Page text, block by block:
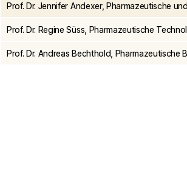
seconds
of
38
Volume
Prof. Dr. Jennifer Andexer, Pharmazeutische
Prof. Dr. Regine Süss, Pharmazeutische
Prof. Dr. Andreas Bechthold, Pharmazeutische